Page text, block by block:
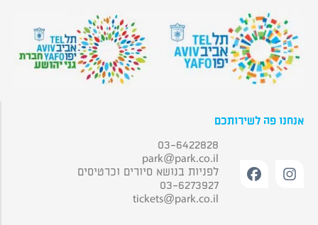
אנחנו פה לשירותכם
03-6422828
park@park.co.il
לפניות בנושא סיורים וכרטיסים
03-6273927
tickets@park.co.il